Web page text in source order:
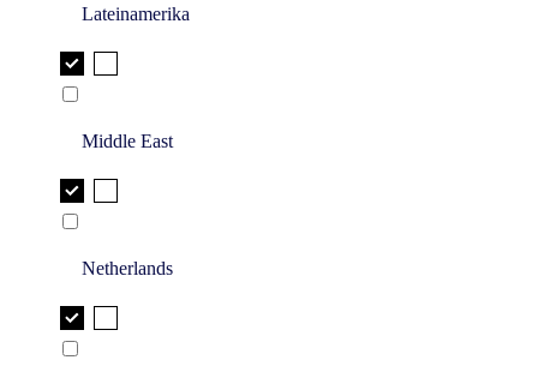
Lateinamerika
Middle East
Netherlands